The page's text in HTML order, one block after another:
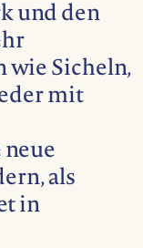
und den
wie Sicheln,
mit
als
in